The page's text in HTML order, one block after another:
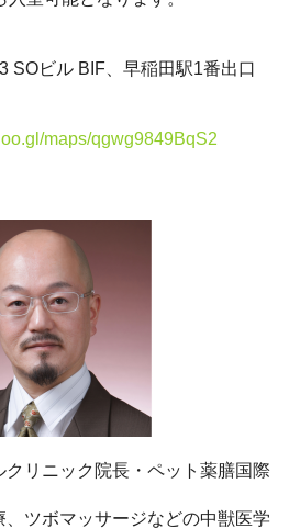
SOビル BIF、早稲田駅1番出口
maps/qgwg9849BqS2
クリニック院長・ペット薬膳国際
、ツボマッサージなどの中獣医学